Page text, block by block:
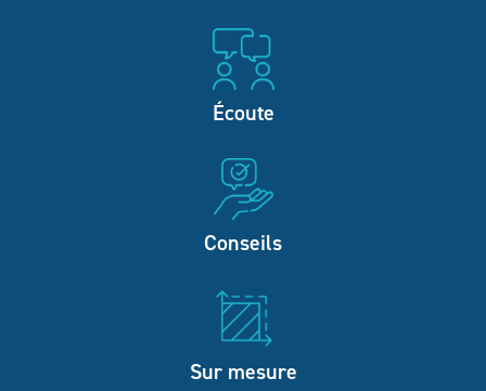
Écoute
Conseils
Sur mesure